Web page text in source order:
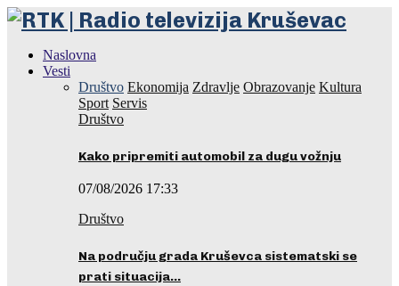
Naslovna
Vesti
Društvo Ekonomija Zdravlje Obrazovanje Kultura
Sport Servis
Društvo
Kako pripremiti automobil za dugu vožnju
07/08/2026 17:33
Društvo
Na području grada Kruševca sistematski se
prati situacija…